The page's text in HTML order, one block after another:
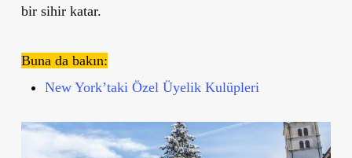
bir sihir katar.
Buna da bakın:
New York’taki Özel Üyelik Kulüpleri